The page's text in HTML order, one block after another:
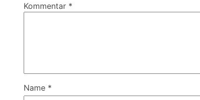
Kommentar *
Name *